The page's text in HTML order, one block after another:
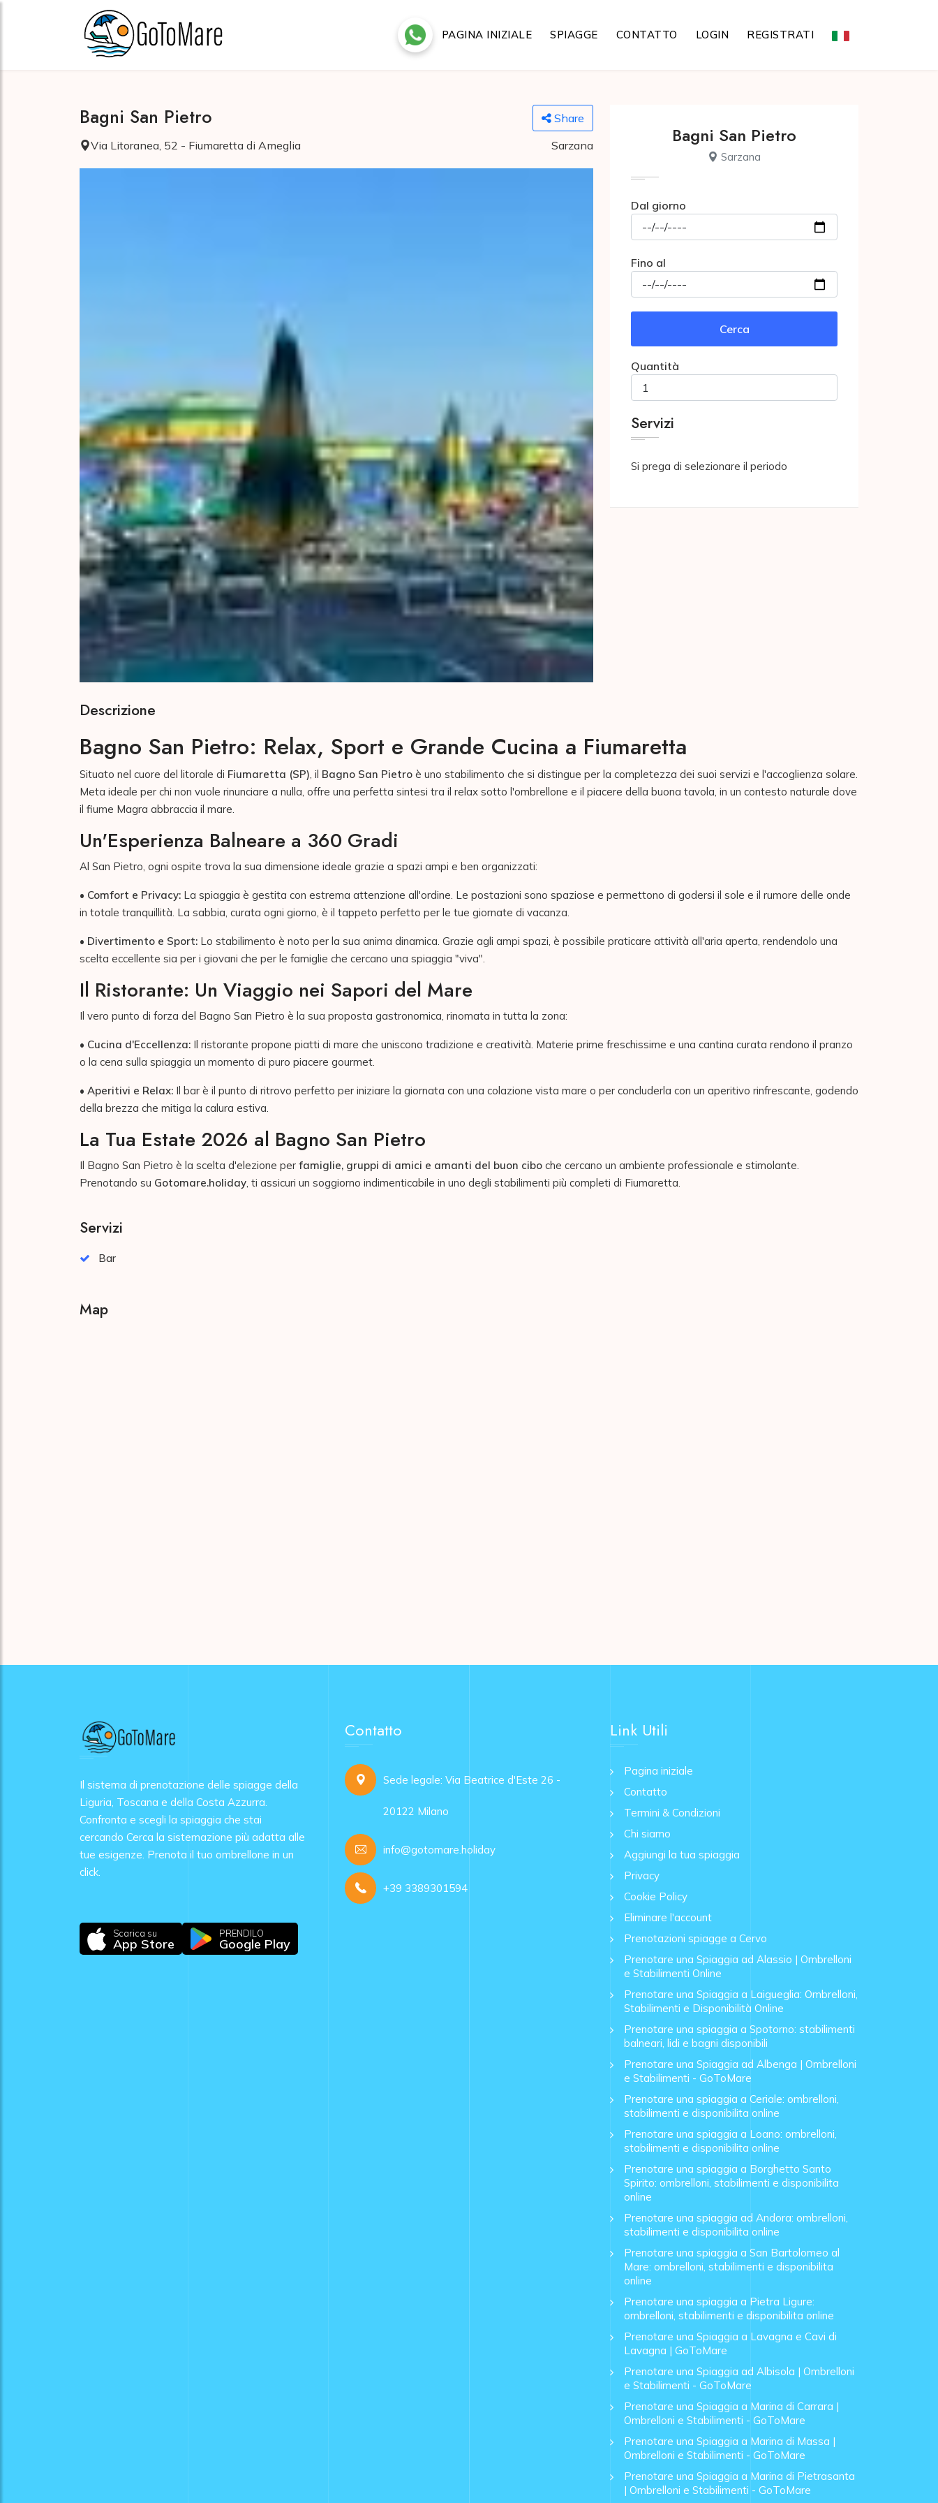
PAGINA INIZIALE SPIAGGE CONTATTO LOGIN REGISTRATI
Bagni San Pietro
Share
Via Litoranea, 52 - Fiumaretta di Ameglia
Sarzana Bagni San Pietro
Sarzana
Dal giorno
Fino al
Cerca
Quantità
Servizi
Si prega di selezionare il periodo
Descrizione
Bagno San Pietro: Relax, Sport e Grande Cucina a Fiumaretta
Situato nel cuore del litorale di Fiumaretta (SP), il Bagno San Pietro è uno stabilimento che si distingue per la completezza dei suoi servizi e l'accoglienza solare.
Meta ideale per chi non vuole rinunciare a nulla, offre una perfetta sintesi tra il relax sotto l'ombrellone e il piacere della buona tavola, in un contesto naturale dove
il fiume Magra abbraccia il mare.
Un'Esperienza Balneare a 360 Gradi
Al San Pietro, ogni ospite trova la sua dimensione ideale grazie a spazi ampi e ben organizzati:
• Comfort e Privacy: La spiaggia è gestita con estrema attenzione all'ordine. Le postazioni sono spaziose e permettono di godersi il sole e il rumore delle onde
in totale tranquillità. La sabbia, curata ogni giorno, è il tappeto perfetto per le tue giornate di vacanza.
• Divertimento e Sport: Lo stabilimento è noto per la sua anima dinamica. Grazie agli ampi spazi, è possibile praticare attività all'aria aperta, rendendolo una
scelta eccellente sia per i giovani che per le famiglie che cercano una spiaggia "viva".
Il Ristorante: Un Viaggio nei Sapori del Mare
Il vero punto di forza del Bagno San Pietro è la sua proposta gastronomica, rinomata in tutta la zona:
• Cucina d'Eccellenza: Il ristorante propone piatti di mare che uniscono tradizione e creatività. Materie prime freschissime e una cantina curata rendono il pranzo
o la cena sulla spiaggia un momento di puro piacere gourmet.
• Aperitivi e Relax: Il bar è il punto di ritrovo perfetto per iniziare la giornata con una colazione vista mare o per concluderla con un aperitivo rinfrescante, godendo
della brezza che mitiga la calura estiva.
La Tua Estate 2026 al Bagno San Pietro
Il Bagno San Pietro è la scelta d'elezione per famiglie, gruppi di amici e amanti del buon cibo che cercano un ambiente professionale e stimolante.
Prenotando su Gotomare.holiday, ti assicuri un soggiorno indimenticabile in uno degli stabilimenti più completi di Fiumaretta.
Servizi
Bar
Map
Il sistema di prenotazione delle spiagge della
Liguria, Toscana e della Costa Azzurra.
Confronta e scegli la spiaggia che stai
cercando Cerca la sistemazione più adatta alle
tue esigenze. Prenota il tuo ombrellone in un
click.
Scarica su
App Store
PRENDILO
Google Play
Contatto
Sede legale: Via Beatrice d'Este 26 -
20122 Milano
info@gotomare.holiday
+39 3389301594
Link Utili
Pagina iniziale
Contatto
Termini & Condizioni
Chi siamo
Aggiungi la tua spiaggia
Privacy
Cookie Policy
Eliminare l'account
Prenotazioni spiagge a Cervo
Prenotare una Spiaggia ad Alassio | Ombrelloni
e Stabilimenti Online
Prenotare una Spiaggia a Laigueglia: Ombrelloni,
Stabilimenti e Disponibilità Online
Prenotare una spiaggia a Spotorno: stabilimenti
balneari, lidi e bagni disponibili
Prenotare una Spiaggia ad Albenga | Ombrelloni
e Stabilimenti - GoToMare
Prenotare una spiaggia a Ceriale: ombrelloni,
stabilimenti e disponibilita online
Prenotare una spiaggia a Loano: ombrelloni,
stabilimenti e disponibilita online
Prenotare una spiaggia a Borghetto Santo
Spirito: ombrelloni, stabilimenti e disponibilita
online
Prenotare una spiaggia ad Andora: ombrelloni,
stabilimenti e disponibilita online
Prenotare una spiaggia a San Bartolomeo al
Mare: ombrelloni, stabilimenti e disponibilita
online
Prenotare una spiaggia a Pietra Ligure:
ombrelloni, stabilimenti e disponibilita online
Prenotare una Spiaggia a Lavagna e Cavi di
Lavagna | GoToMare
Prenotare una Spiaggia ad Albisola | Ombrelloni
e Stabilimenti - GoToMare
Prenotare una Spiaggia a Marina di Carrara |
Ombrelloni e Stabilimenti - GoToMare
Prenotare una Spiaggia a Marina di Massa |
Ombrelloni e Stabilimenti - GoToMare
Prenotare una Spiaggia a Marina di Pietrasanta
| Ombrelloni e Stabilimenti - GoToMare